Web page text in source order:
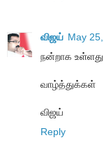
விஜய் May
நன்றாக உள்ளது
வாழ்த்துக்கள்
விஜய்
Reply